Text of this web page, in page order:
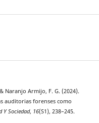
Naranjo Armijo, F. G. (2024).
auditorias forenses como
Y Sociedad, 16(S1), 238–245.